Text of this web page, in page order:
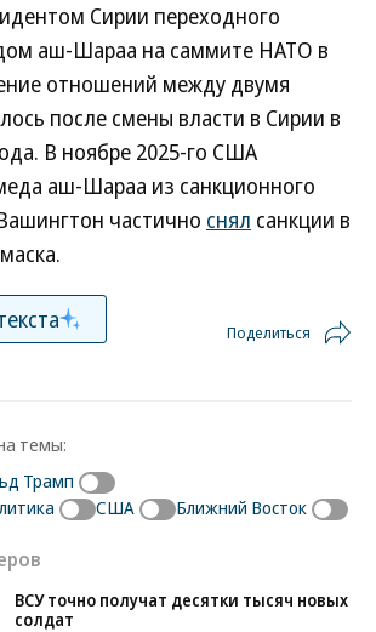
Сирии переходного
аш-Шараа на саммите НАТО в
отношений между двумя
после смены власти в Сирии в
В ноябре 2025-го США
аш-Шараа из санкционного
частично снял санкции в
Поделиться
темы:
Трамп
США Ближний Восток
ВСУ точно получат десятки тысяч новых
солдат